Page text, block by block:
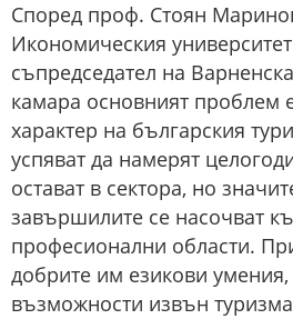
Според проф. Стоян
Икономическия
съпредседател на
камара основният проблем
характер на българския
успяват да намерят
остават в сектора, но
завършилите се насочват
професионални области.
добрите им езикови
възможности извън